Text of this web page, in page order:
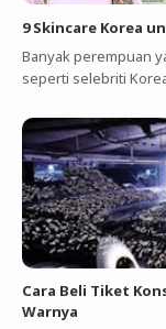
9 Skincare Korea
Banyak perempuan
seperti selebriti
Cara Beli Tiket
Warnya